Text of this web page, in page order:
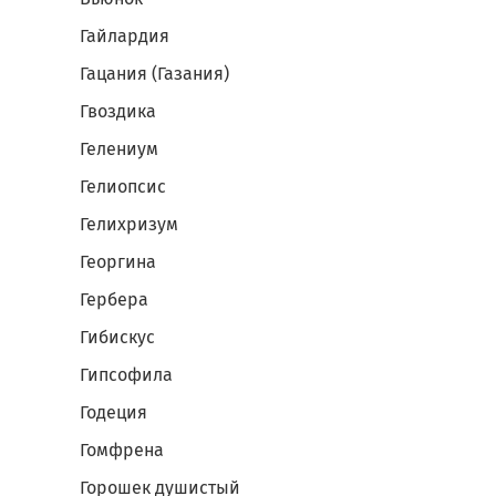
Гайлардия
Гацания (Газания)
Гвоздика
Гелениум
Гелиопсис
Гелихризум
Георгина
Гербера
Гибискус
Гипсофила
Годеция
Гомфрена
Горошек душистый